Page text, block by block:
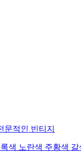
문적인 빈티지
색 노란색 주황색